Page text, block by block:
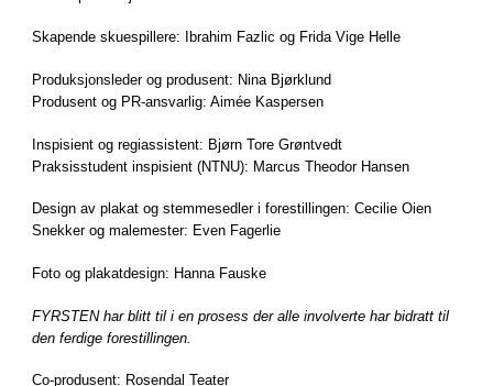
Skapende skuespillere: Ibrahim Fazlic og Frida Vige Helle
Produksjonsleder og produsent: Nina Bjørklund
Produsent og PR-ansvarlig: Aimée Kaspersen
Inspisient og regiassistent: Bjørn Tore Grøntvedt
Praksisstudent inspisient (NTNU): Marcus Theodor Hansen
Design av plakat og stemmesedler i forestillingen: Cecilie Oien
Snekker og malemester: Even Fagerlie
Foto og plakatdesign: Hanna Fauske
FYRSTEN har blitt til i en prosess der alle involverte har bidratt til
den ferdige forestillingen.
Co-produsent: Rosendal Teater